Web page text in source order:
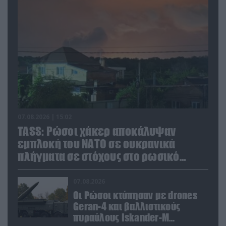
TASS: Ρώσοι χάκερ αποκάλυψαν
εμπλοκή του ΝΑΤΟ σε ουκρανικά
πλήγματα σε στόχους στο ρωσικό
έδαφος!
Οι Ρώσοι κτύπησαν με drones
Geran-4 και βαλλιστικούς
πυραύλους Iskander-M